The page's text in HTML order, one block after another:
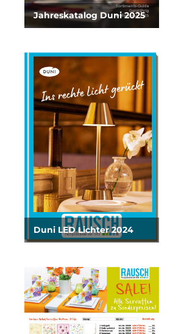
Jahreskatalog Duni 2025
Duni LED Lichter 2024